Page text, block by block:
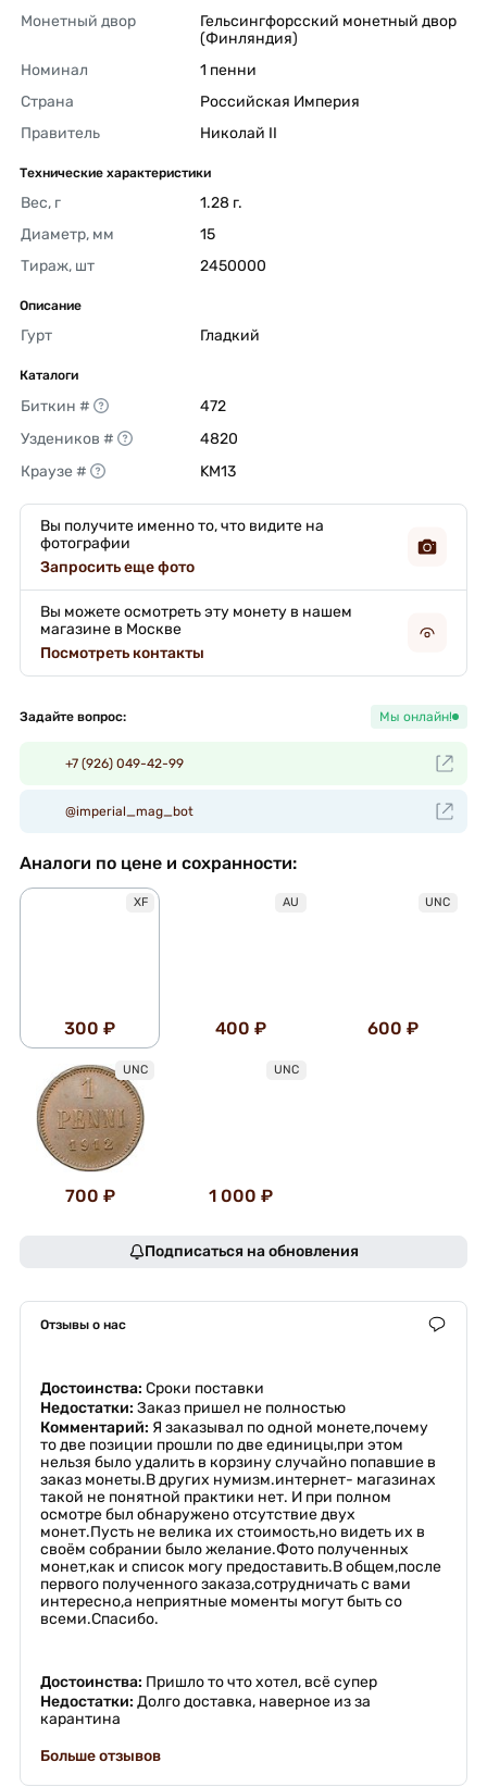
Монетный двор
Гельсингфорсский монетный двор
(Финляндия)
Номинал
1 пенни
Страна
Российская Империя
Правитель
Николай II
Технические характеристики
Вес, г
1.28 г.
Диаметр, мм
15
Тираж, шт
2450000
Описание
Гурт Гладкий
Каталоги
Биткин #
472
Уздеников #
4820
Краузе #
KM13
Вы получите именно то, что видите на
фотографии
Запросить еще фото
Вы можете осмотреть эту монету в нашем
магазине в Москве
Посмотреть контакты
Задайте вопрос: Мы онлайн!
+7 (926) 049-42-99
@imperial_mag_bot
Аналоги по цене и сохранности:
XF
300 ₽
AU
400 ₽
UNC
600 ₽
UNC
700 ₽
UNC
1 000 ₽
Подписаться на обновления
Отзывы о нас
Достоинства: Сроки поставки
Недостатки: Заказ пришел не полностью
Комментарий: Я заказывал по одной монете,почему
то две позиции прошли по две единицы,при этом
нельзя было удалить в корзину случайно попавшие в
заказ монеты.В других нумизм.интернет- магазинах
такой не понятной практики нет. И при полном
осмотре был обнаружено отсутствие двух
монет.Пусть не велика их стоимость,но видеть их в
своём собрании было желание.Фото полученных
монет,как и список могу предоставить.В общем,после
первого полученного заказа,сотрудничать с вами
интересно,а неприятные моменты могут быть со
всеми.Спасибо.
Достоинства: Пришло то что хотел, всё супер
Недостатки: Долго доставка, наверное из за
карантина
Больше отзывов